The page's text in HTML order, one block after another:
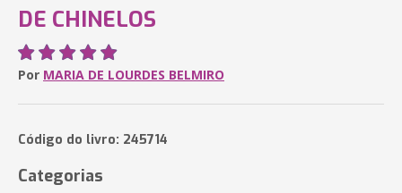
DE CHINELOS
Por MARIA DE LOURDES BELMIRO
Código do livro: 245714
Categorias